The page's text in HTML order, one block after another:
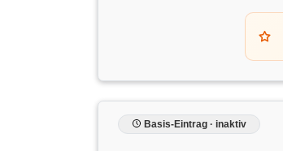
Basis-Eintrag · inaktiv